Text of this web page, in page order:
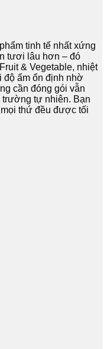
tinh tế nhất xứng
tươi lâu hơn – đó
& Vegetable, nhiệt
độ ẩm ổn định nhờ
cần đóng gói vẫn
tự nhiên. Bạn
thứ đều được tối